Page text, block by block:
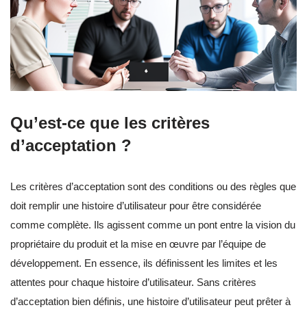
Qu’est-ce que les critères
d’acceptation ?
Les critères d’acceptation sont des conditions ou des règles que
doit remplir une histoire d’utilisateur pour être considérée
comme complète. Ils agissent comme un pont entre la vision du
propriétaire du produit et la mise en œuvre par l’équipe de
développement. En essence, ils définissent les limites et les
attentes pour chaque histoire d’utilisateur. Sans critères
d’acceptation bien définis, une histoire d’utilisateur peut prêter à